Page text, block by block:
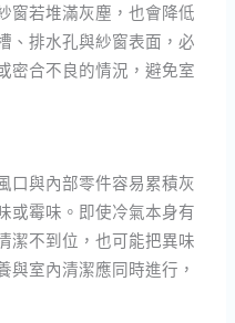
窗若堆滿灰塵，也會降低
、排水孔與紗窗表面，必
密合不良的情況，避免室
口與內部零件容易累積灰
或霉味。即使冷氣本身有
潔不到位，也可能把異味
與室內清潔應同時進行，